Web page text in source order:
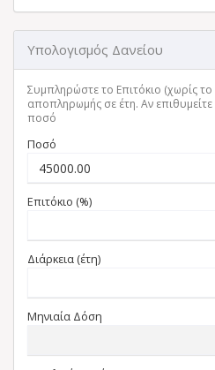
Υπολογισμός Δανείου
Συμπληρώστε το Επιτόκιο (χωρίς
αποπληρωμής σε έτη. Αν επιθυμείτε
ποσό
Ποσό
Επιτόκιο (%)
Διάρκεια (έτη)
Μηνιαία Δόση